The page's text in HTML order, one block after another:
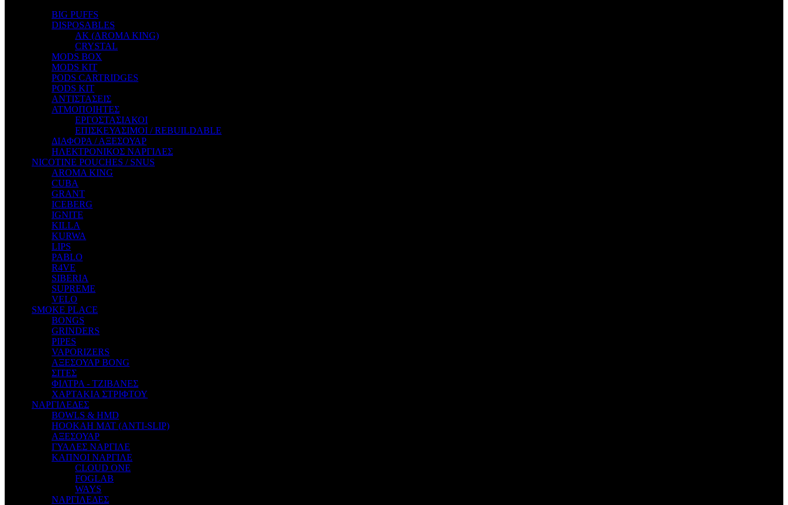
OPMH PROJECT
S-ELF JUICE
SADBOY
SCANDAL
SECRET FOREST
STEAM CITY LIQUIDS
STEAM TRAIN
STEAMPUNK
TALES
TATTOO
THE ALCHEMIST
THE SMOKER'S CLUB
TIKI MAHU
TWIST
VAPE NOVA
VGOD
WILD ZOO
YETI
ZEUS JUICE
BIG PUFFS
DISPOSABLES
AK (AROMA KING)
CRYSTAL
MODS BOX
MODS KIT
PODS CARTRIDGES
PODS KIT
ΑΝΤΙΣΤΑΣΕΙΣ
ΑΤΜΟΠΟΙΗΤΕΣ
ΕΡΓΟΣΤΑΣΙΑΚΟΙ
ΕΠΙΣΚΕΥΑΣΙΜΟΙ / REBUILDABLE
ΔΙΑΦΟΡΑ / ΑΞΕΣΟΥΑΡ
ΗΛΕΚΤΡΟΝΙΚΟΣ ΝΑΡΓΙΛΕΣ
NICOTINE POUCHES / SNUS
AROMA KING
CUBA
GRANT
ICEBERG
IGNITE
KILLA
KURWA
LIPS
PABLO
R4VE
SIBERIA
SUPREME
VELO
SMOKE PLACE
BONGS
GRINDERS
PIPES
VAPORIZERS
ΑΞΕΣΟΥΑΡ BONG
ΣΙΤΕΣ
ΦΙΛΤΡΑ - ΤΖΙΒΑΝΕΣ
ΧΑΡΤΑΚΙΑ ΣΤΡΙΦΤΟΥ
ΝΑΡΓΙΛΕΔΕΣ
BOWLS & HMD
HOOKAH MAT (ANTI-SLIP)
ΑΞΕΣΟΥΑΡ
ΓΥΑΛΕΣ ΝΑΡΓΙΛΕ
ΚΑΠΝΟΙ ΝΑΡΓΙΛΕ
CLOUD ONE
FOGLAB
WAYS
ΝΑΡΓΙΛΕΔΕΣ